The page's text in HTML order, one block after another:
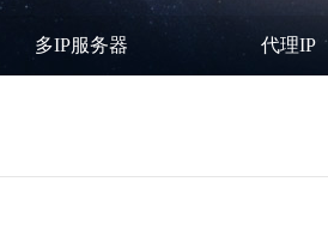
多IP服务器 代理IP